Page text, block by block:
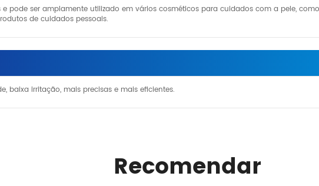
e pode ser amplamente utilizado em vários cosméticos para cuidados com a pele, como
de cuidados pessoais.
baixa irritação, mais precisas e mais eficientes.
Recomendar